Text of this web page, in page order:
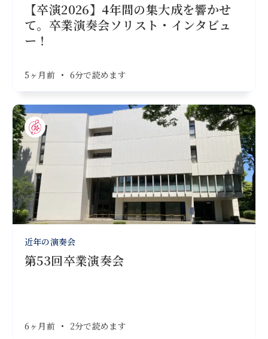
【卒演2026】4年間の集大成を響かせ
て。卒業演奏会ソリスト・インタビュ
ー！
5ヶ月前 • 6分で読めます
近年の演奏会
第53回卒業演奏会
6ヶ月前 • 2分で読めます